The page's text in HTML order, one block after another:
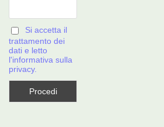
Si accetta il
trattamento dei
dati e letto
l'informativa sulla
privacy.